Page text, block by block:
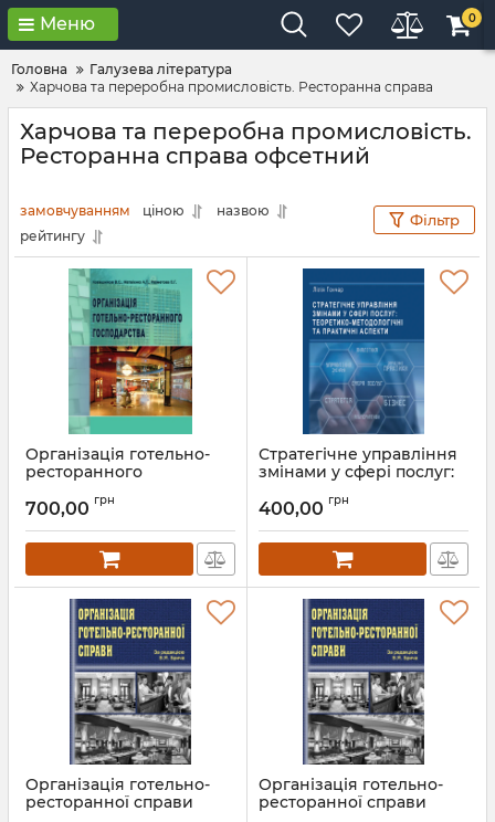
Меню 0
Головна
Галузева література
Харчова та переробна промисловість. Ресторанна справа
Харчова та переробна промисловість.
Ресторанна справа офсетний
замовчуванням ціною
назвою
рейтингу
Фільтр
Організація готельно-
ресторанного
Артикул: Л52458
700,00 грн
Стратегічне управління
змінами у сфері послуг:
та практичні аспекти
Артикул: Л12683
400,00 грн
Організація готельно-
ресторанної справи
Організація готельно-
ресторанної справи